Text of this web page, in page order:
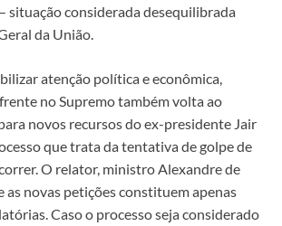
situação considerada desequilibrada
da União.
atenção política e econômica,
no Supremo também volta ao
novos recursos do ex-presidente Jair
que trata da tentativa de golpe de
O relator, ministro Alexandre de
as novas petições constituem apenas
Caso o processo seja considerado